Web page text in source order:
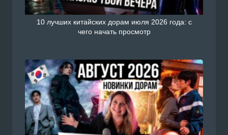
10 лучших китайских дорам июля 2026 года: с
чего начать просмотр